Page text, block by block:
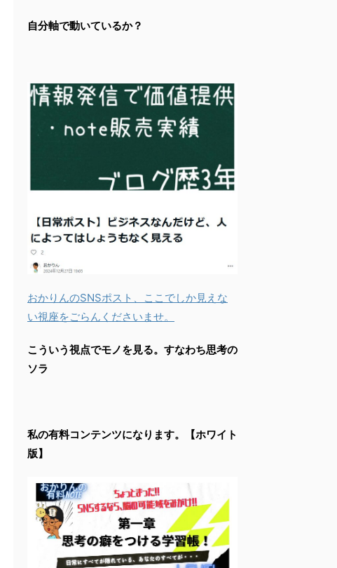
自分軸で動いているか？
おかりんのSNSポスト、ここでしか見えな
い視座をごらんくださいませ。
こういう視点でモノを見る。すなわち思考の
ソラ
私の有料コンテンツになります。【ホワイト
版】